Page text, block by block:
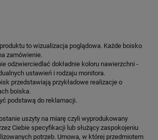
to wizualizacja poglądowa. Każde boisko
zamówienie.
odzwierciedlać dokładnie koloru nawierzchni -
ustawień i rodzaju monitora.
przedstawiają przykładowe realizacje o
boiska.
podstawą do reklamacji.
uszyty na miarę czyli wyprodukowany
Ciebie specyfikacji lub służący zaspokojeniu
potrzeb. Umowa, w której przedmiotem